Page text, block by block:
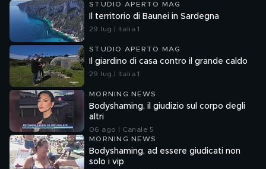
STUDIO APERTO MAG
Il territorio di Baunei in Sardegna
29 lug | Italia 1
STUDIO APERTO MAG
Il giardino di casa contro il grande caldo
29 lug | Italia 1
MORNING NEWS
Bodyshaming, il giudizio sul corpo degli
altri
06 ago | Canale 5
MORNING NEWS
Bodyshaming, ad essere giudicati non
solo i vip